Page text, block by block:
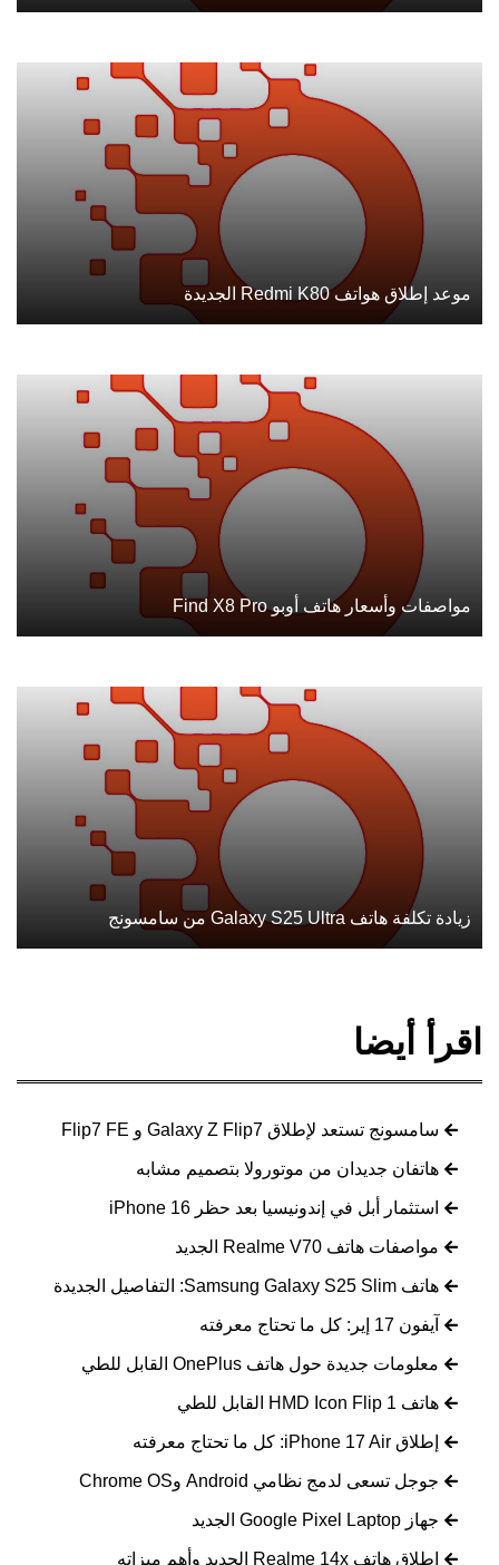
موعد إطلاق هواتف Redmi K80 الجديدة
مواصفات وأسعار هاتف أوبو Find X8 Pro
زيادة تكلفة هاتف Galaxy S25 Ultra من سامسونج
اقرأ أيضا
سامسونج تستعد لإطلاق Galaxy Z Flip7 و Flip7 FE
هاتفان جديدان من موتورولا بتصميم مشابه
استثمار أبل في إندونيسيا بعد حظر iPhone 16
مواصفات هاتف Realme V70 الجديد
هاتف Samsung Galaxy S25 Slim: التفاصيل الجديدة
آيفون 17 إير: كل ما تحتاج معرفته
معلومات جديدة حول هاتف OnePlus القابل للطي
هاتف HMD Icon Flip 1 القابل للطي
إطلاق iPhone 17 Air: كل ما تحتاج معرفته
جوجل تسعى لدمج نظامي Android وChrome OS
جهاز Google Pixel Laptop الجديد
إطلاق هاتف Realme 14x الجديد وأهم ميزاته